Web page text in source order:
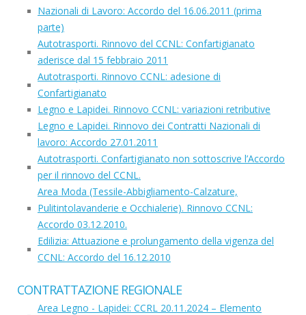
Nazionali di Lavoro: Accordo del 16.06.2011 (prima
parte)
Autotrasporti. Rinnovo del CCNL: Confartigianato
aderisce dal 15 febbraio 2011
Autotrasporti. Rinnovo CCNL: adesione di
Confartigianato
Legno e Lapidei. Rinnovo CCNL: variazioni retributive
Legno e Lapidei. Rinnovo dei Contratti Nazionali di
lavoro: Accordo 27.01.2011
Autotrasporti. Confartigianato non sottoscrive l’Accordo
per il rinnovo del CCNL.
Area Moda (Tessile-Abbigliamento-Calzature,
Pulitintolavanderie e Occhialerie). Rinnovo CCNL:
Accordo 03.12.2010.
Edilizia: Attuazione e prolungamento della vigenza del
CCNL: Accordo del 16.12.2010
CONTRATTAZIONE REGIONALE
Area Legno - Lapidei: CCRL 20.11.2024 – Elemento